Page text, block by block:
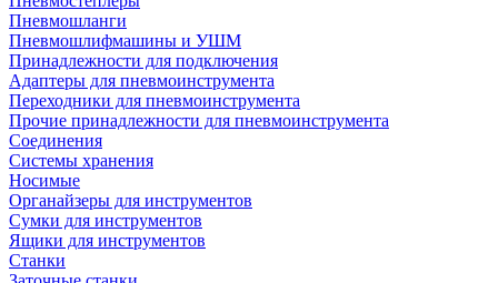
Пневмошланги
Пневмошлифмашины и УШМ
Принадлежности для подключения
Адаптеры для пневмоинструмента
Переходники для пневмоинструмента
Прочие принадлежности для пневмоинструмента
Соединения
Системы хранения
Носимые
Органайзеры для инструментов
Сумки для инструментов
Ящики для инструментов
Станки